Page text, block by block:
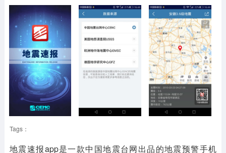
Tags：
地震速报app是一款中国地震台网出品的地震预警手机